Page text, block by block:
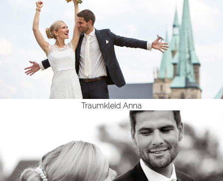
Traumkleid Anna